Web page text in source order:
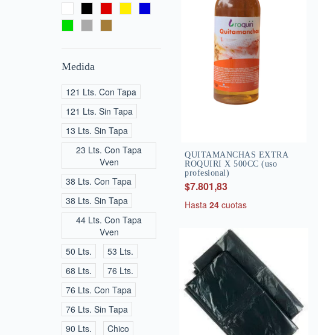
Medida
121 Lts. Con Tapa
121 Lts. Sin Tapa
13 Lts. Sin Tapa
23 Lts. Con Tapa
Vven
38 Lts. Con Tapa
38 Lts. Sin Tapa
44 Lts. Con Tapa
Vven
50 Lts.
53 Lts.
68 Lts.
76 Lts.
76 Lts. Con Tapa
76 Lts. Sin Tapa
90 Lts.
Chico
QUITAMANCHAS EXTRA
ROQUIRI X 500CC (uso
profesional)
$7.801,83
Hasta 24 cuotas